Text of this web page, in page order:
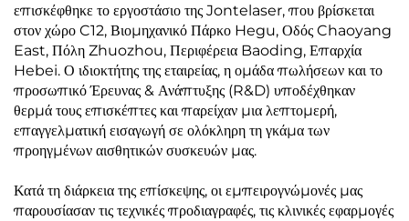
επισκέφθηκε το εργοστάσιο της Jontelaser, που βρίσκεται
στον χώρο C12, Βιομηχανικό Πάρκο Hegu, Οδός Chaoyang
East, Πόλη Zhuozhou, Περιφέρεια Baoding, Επαρχία
Hebei. Ο ιδιοκτήτης της εταιρείας, η ομάδα πωλήσεων και το
προσωπικό Έρευνας & Ανάπτυξης (R&D) υποδέχθηκαν
θερμά τους επισκέπτες και παρείχαν μια λεπτομερή,
επαγγελματική εισαγωγή σε ολόκληρη τη γκάμα των
προηγμένων αισθητικών συσκευών μας.
Κατά τη διάρκεια της επίσκεψης, οι εμπειρογνώμονές μας
παρουσίασαν τις τεχνικές προδιαγραφές, τις κλινικές εφαρμογές